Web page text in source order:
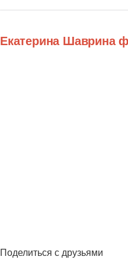
Екатерина Шаврина
Поделиться с друзьями